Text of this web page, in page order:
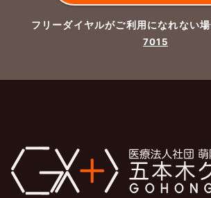
フリーダイヤルがご利用になれない
7015